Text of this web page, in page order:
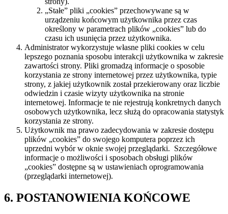
„Stałe” pliki „cookies” przechowywane są w
urządzeniu końcowym użytkownika przez czas
określony w parametrach plików „cookies” lub do
czasu ich usunięcia przez użytkownika.
Administrator wykorzystuje własne pliki cookies w celu
lepszego poznania sposobu interakcji użytkownika w zakresie
zawartości strony. Pliki gromadzą informacje o sposobie
korzystania ze strony internetowej przez użytkownika, typie
strony, z jakiej użytkownik został przekierowany oraz liczbie
odwiedzin i czasie wizyty użytkownika na stronie
internetowej. Informacje te nie rejestrują konkretnych danych
osobowych użytkownika, lecz służą do opracowania statystyk
korzystania ze strony.
Użytkownik ma prawo zadecydowania w zakresie dostępu
plików „cookies” do swojego komputera poprzez ich
uprzedni wybór w oknie swojej przeglądarki. Szczegółowe
informacje o możliwości i sposobach obsługi plików
„cookies” dostępne są w ustawieniach oprogramowania
(przeglądarki internetowej).
6. POSTANOWIENIA KOŃCOWE